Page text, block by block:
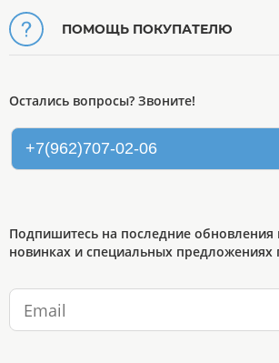
ПОМОЩЬ ПОКУПАТЕЛЮ
Остались вопросы? Звоните!
+7(962)707-02-06
Подпишитесь на последние обновления
новинках и специальных